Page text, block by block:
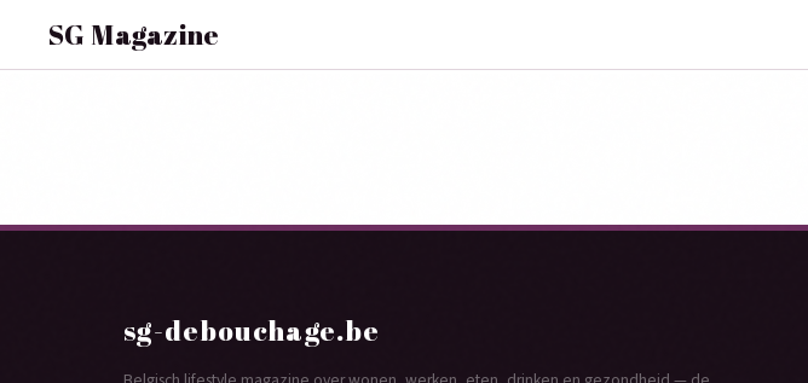
SG Magazine
sg-debouchage.be